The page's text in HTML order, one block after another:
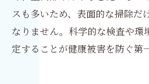
スも多いため、表面的な掃除だ
なりません。科学的な検査や環
定することが健康被害を防ぐ第